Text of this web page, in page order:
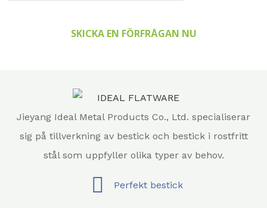
SKICKA EN FÖRFRÅGAN NU
Jieyang Ideal Metal Products Co., Ltd. specialiserar
sig på tillverkning av bestick och bestick i rostfritt
stål som uppfyller olika typer av behov.
Perfekt bestick